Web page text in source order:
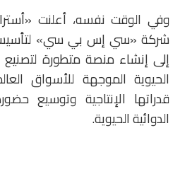
وفي الوقت نفسه، أعلنت
شركة «سي إس بي سي»
إلى إنشاء منصة متطورة لتصنيع
الحيوية الموجهة للأسواق
قدراتها الإنتاجية وتوسيع
الدوائية الحيوية.